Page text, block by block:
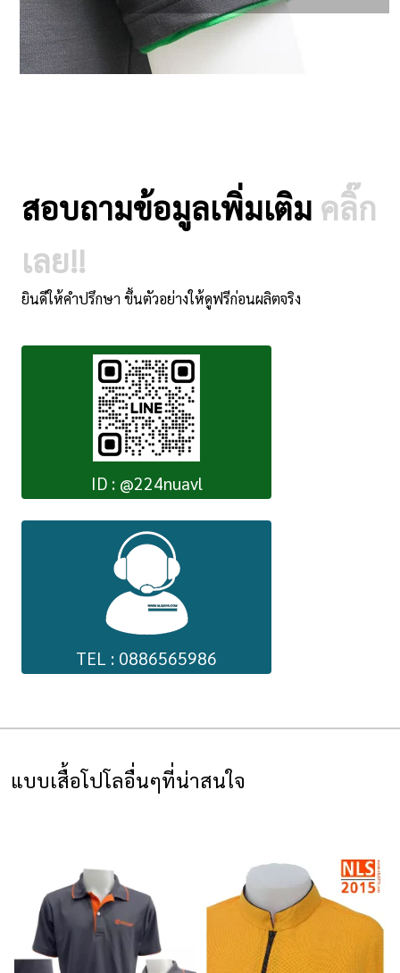
สอบถามข้อมูลเพิ่มเติม คลิ๊ก
เลย!!
ยินดีให้คำปรึกษา ขึ้นตัวอย่างให้ดูฟรีก่อนผลิตจริง
ID : @224nuavl
TEL : 0886565986
แบบเสื้อโปโลอื่นๆที่น่าสนใจ